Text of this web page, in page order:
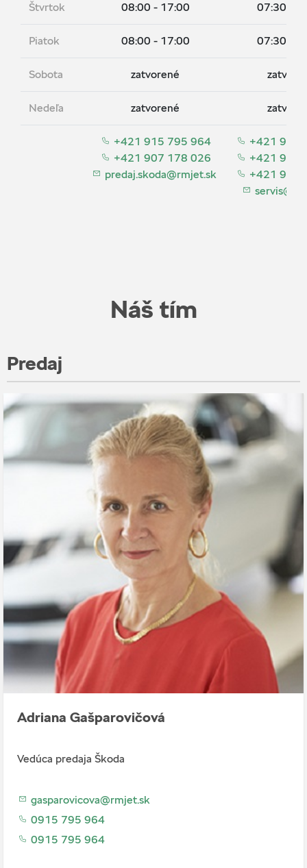
Štvrtok 08:00 - 17:00 07:30 -
Piatok 08:00 - 17:00 07:30 -
Sobota zatvorené
Nedeľa zatvorené
+421 915 795 964
+421 907 178 026
predaj.skoda@rmjet.sk
+421 945
+421 945
+421 945
Náš tím
Predaj
Adriana Gašparovičová
Vedúca predaja Škoda
gasparovicova@rmjet.sk
0915 795 964
0915 795 964